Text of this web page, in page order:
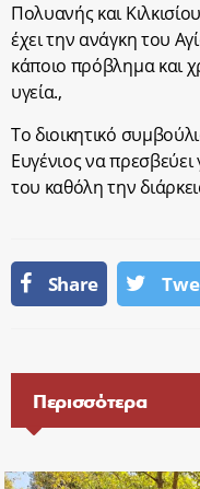
Πολυανής και
έχει την ανάγκη του
κάποιο πρόβλημα και
υγεία.,
Το διοικητικό
Ευγένιος να
του καθόλη την
Share
Περισσότερα